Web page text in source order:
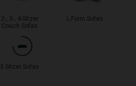
2-, 3-, 4-Sitzer
Couch Sofas
L Form Sofas
3 Sitzer Sofas